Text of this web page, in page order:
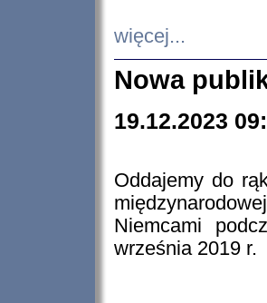
więcej...
Nowa
19.12.2023
Oddajemy do
Niemcami
września 2019 r.